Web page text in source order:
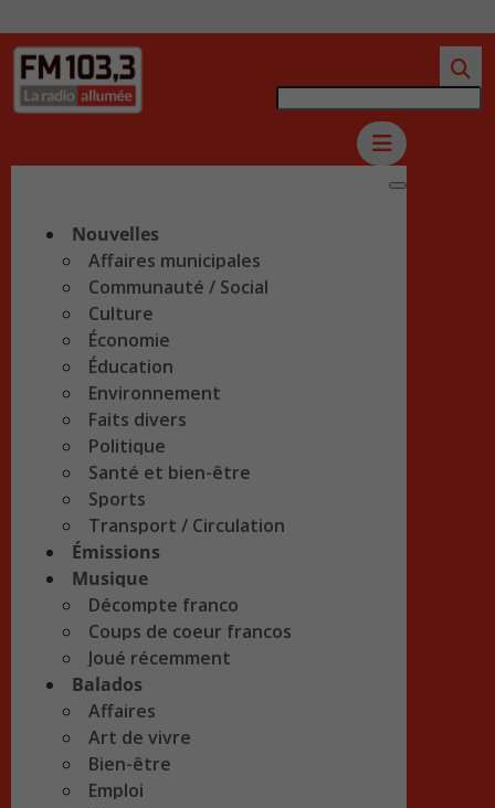
Nouvelles
Affaires municipales
Communauté / Social
Culture
Économie
Éducation
Environnement
Faits divers
Politique
Santé et bien-être
Sports
Transport / Circulation
Émissions
Musique
Décompte franco
Coups de coeur francos
Joué récemment
Balados
Affaires
Art de vivre
Bien-être
Emploi